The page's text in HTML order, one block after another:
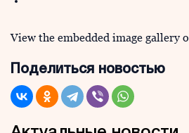
View the embedded image gallery
Поделиться новостью